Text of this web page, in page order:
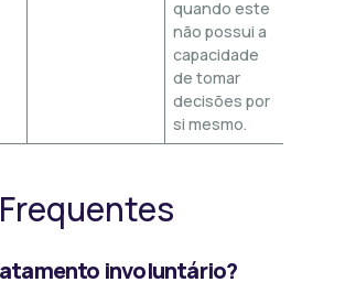
quando este
não possui a
capacidade
de tomar
decisões por
si mesmo.
involuntário?